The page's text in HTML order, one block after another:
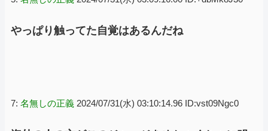
やっぱり触ってた自覚はあるんだね
7: 名無しの正義 2024/07/31(水) 03:10:14.96 ID:vst09Ngc0